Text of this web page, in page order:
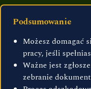
Podsumowanie
Możesz domagać
pracy, jeśli
Ważne jest
zebranie